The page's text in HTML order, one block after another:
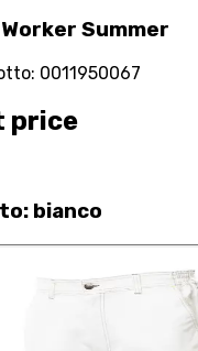
Summer
: 0011950067
price
: bianco